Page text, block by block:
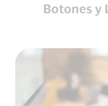
Botones y